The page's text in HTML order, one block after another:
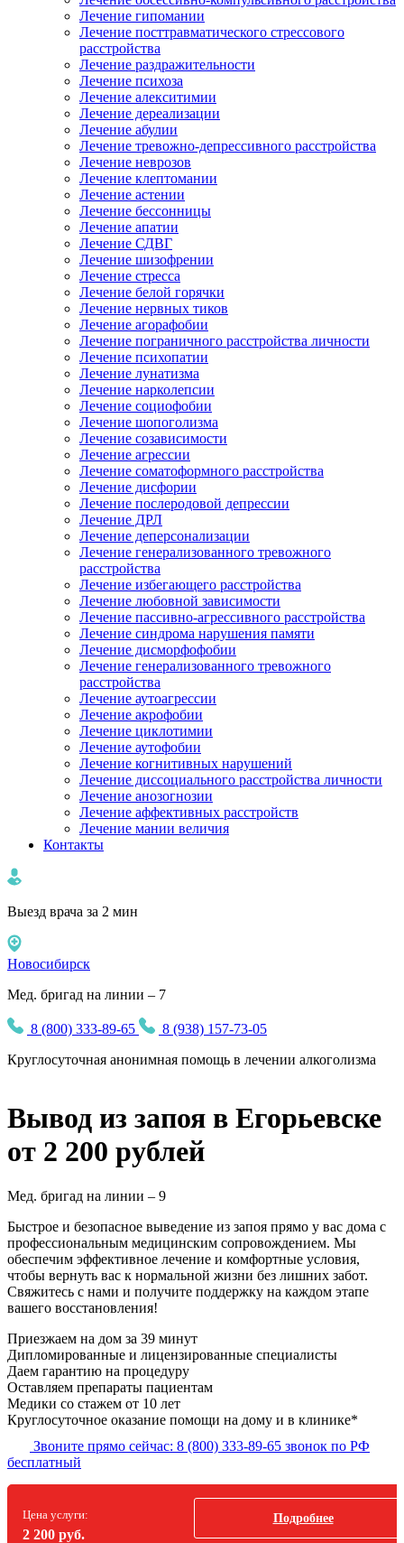
Лечение гипомании
Лечение посттравматического стрессового
расстройства
Лечение раздражительности
Лечение психоза
Лечение алекситимии
Лечение дереализации
Лечение абулии
Лечение тревожно-депрессивного расстройства
Лечение неврозов
Лечение клептомании
Лечение астении
Лечение бессонницы
Лечение апатии
Лечение СДВГ
Лечение шизофрении
Лечение стресса
Лечение белой горячки
Лечение нервных тиков
Лечение агорафобии
Лечение пограничного расстройства личности
Лечение психопатии
Лечение лунатизма
Лечение нарколепсии
Лечение социофобии
Лечение шопоголизма
Лечение созависимости
Лечение агрессии
Лечение соматоформного расстройства
Лечение дисфории
Лечение послеродовой депрессии
Лечение ДРЛ
Лечение деперсонализации
Лечение генерализованного тревожного
расстройства
Лечение избегающего расстройства
Лечение любовной зависимости
Лечение пассивно-агрессивного расстройства
Лечение синдрома нарушения памяти
Лечение дисморфофобии
Лечение генерализованного тревожного
расстройства
Лечение аутоагрессии
Лечение акрофобии
Лечение циклотимии
Лечение аутофобии
Лечение когнитивных нарушений
Лечение диссоциального расстройства личности
Лечение анозогнозии
Лечение аффективных расстройств
Лечение мании величия
Контакты
Выезд врача за 2 мин
Новосибирск
Мед. бригад на линии – 7
8 (800) 333-89-65
8 (938) 157-73-05
Круглосуточная анонимная помощь в лечении алкоголизма
Вывод из запоя в Егорьевске
от 2 200 рублей
Мед. бригад на линии – 9
Быстрое и безопасное выведение из запоя прямо у вас дома с
профессиональным медицинским сопровождением. Мы
обеспечим эффективное лечение и комфортные условия,
чтобы вернуть вас к нормальной жизни без лишних забот.
Свяжитесь с нами и получите поддержку на каждом этапе
вашего восстановления!
Приезжаем на дом за 39 минут
Дипломированные и лицензированные специалисты
Даем гарантию на процедуру
Оставляем препараты пациентам
Медики со стажем от 10 лет
Круглосуточное оказание помощи на дому и в клинике*
Звоните прямо сейчас: 8 (800) 333-89-65 звонок по РФ
бесплатный
Цена услуги:
2 200 руб.
Подробнее